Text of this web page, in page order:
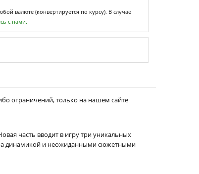
валюте (конвертируется по курсу). В случае
с нами.
ограничений, только на нашем сайте
часть вводит в игру три уникальных
динамикой и неожиданными сюжетными